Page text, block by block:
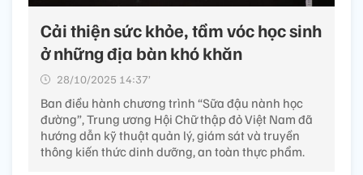
Cải thiện sức khỏe, tầm vóc học sinh
ở những địa bàn khó khăn
28/10/2025 14:37’
Ban điều hành chương trình “Sữa đậu nành học
đường”, Trung ương Hội Chữ thập đỏ Việt Nam đã
hướng dẫn kỹ thuật quản lý, giám sát và truyền
thông kiến thức dinh dưỡng, an toàn thực phẩm.